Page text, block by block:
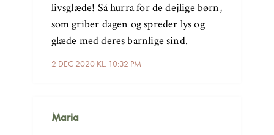
2 DEC 2020 KL. 10:32 PM
livsglæde! Så hurra for de dejlige børn,
som griber dagen og spreder lys og
glæde med deres barnlige sind.
Maria